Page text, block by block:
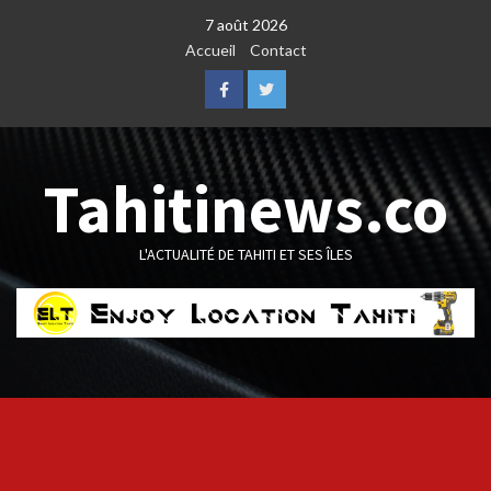
7 août 2026
Accueil
Contact
FacebookTwitter
Tahitinews.co
L'ACTUALITÉ DE TAHITI ET SES ÎLES